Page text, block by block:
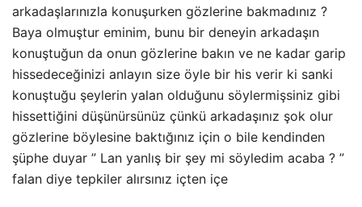
arkadaşlarınızla konuşurken gözlerine bakmadınız ?
Baya olmuştur eminim, bunu bir deneyin arkadaşın
konuştuğun da onun gözlerine bakın ve ne kadar garip
hissedeceğinizi anlayın size öyle bir his verir ki sanki
konuştuğu şeylerin yalan olduğunu söylermişsiniz gibi
hissettiğini düşünürsünüz çünkü arkadaşınız şok olur
gözlerine böylesine baktığınız için o bile kendinden
şüphe duyar ” Lan yanlış bir şey mi söyledim acaba ? ”
falan diye tepkiler alırsınız içten içe